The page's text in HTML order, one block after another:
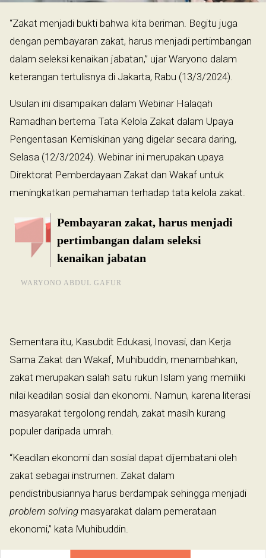
“Zakat menjadi bukti bahwa kita beriman. Begitu juga
dengan pembayaran zakat, harus menjadi pertimbangan
dalam seleksi kenaikan jabatan,” ujar Waryono dalam
keterangan tertulisnya di Jakarta, Rabu (13/3/2024).
Usulan ini disampaikan dalam Webinar Halaqah
Ramadhan bertema Tata Kelola Zakat dalam Upaya
Pengentasan Kemiskinan yang digelar secara daring,
Selasa (12/3/2024). Webinar ini merupakan upaya
Direktorat Pemberdayaan Zakat dan Wakaf untuk
meningkatkan pemahaman terhadap tata kelola zakat.
Pembayaran zakat, harus menjadi
pertimbangan dalam seleksi
kenaikan jabatan
WARYONO ABDUL GAFUR
Sementara itu, Kasubdit Edukasi, Inovasi, dan Kerja
Sama Zakat dan Wakaf, Muhibuddin, menambahkan,
zakat merupakan salah satu rukun Islam yang memiliki
nilai keadilan sosial dan ekonomi. Namun, karena literasi
masyarakat tergolong rendah, zakat masih kurang
populer daripada umrah.
“Keadilan ekonomi dan sosial dapat dijembatani oleh
zakat sebagai instrumen. Zakat dalam
pendistribusiannya harus berdampak sehingga menjadi
problem solving masyarakat dalam pemerataan
ekonomi,” kata Muhibuddin.